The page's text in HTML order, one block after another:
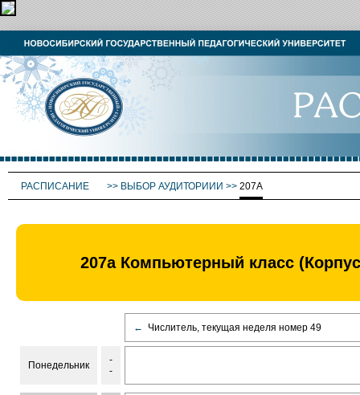
РАСПИСАНИЕ >> ВЫБОР АУДИТОРИИИ >> 207А
207а Компьютерный класс
← Числитель, текущая неделя номер 49
Понедельник
-
-